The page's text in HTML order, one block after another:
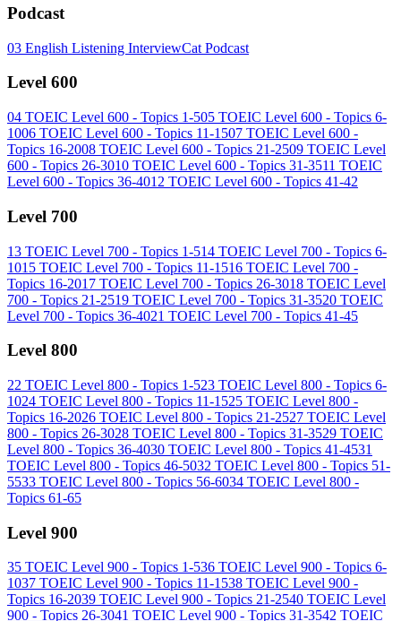
Podcast
03 English Listening InterviewCat Podcast
Level 600
04 TOEIC Level 600 - Topics 1-505 TOEIC Level 600 - Topics 6-
1006 TOEIC Level 600 - Topics 11-1507 TOEIC Level 600 -
Topics 16-2008 TOEIC Level 600 - Topics 21-2509 TOEIC Level
600 - Topics 26-3010 TOEIC Level 600 - Topics 31-3511 TOEIC
Level 600 - Topics 36-4012 TOEIC Level 600 - Topics 41-42
Level 700
13 TOEIC Level 700 - Topics 1-514 TOEIC Level 700 - Topics 6-
1015 TOEIC Level 700 - Topics 11-1516 TOEIC Level 700 -
Topics 16-2017 TOEIC Level 700 - Topics 26-3018 TOEIC Level
700 - Topics 21-2519 TOEIC Level 700 - Topics 31-3520 TOEIC
Level 700 - Topics 36-4021 TOEIC Level 700 - Topics 41-45
Level 800
22 TOEIC Level 800 - Topics 1-523 TOEIC Level 800 - Topics 6-
1024 TOEIC Level 800 - Topics 11-1525 TOEIC Level 800 -
Topics 16-2026 TOEIC Level 800 - Topics 21-2527 TOEIC Level
800 - Topics 26-3028 TOEIC Level 800 - Topics 31-3529 TOEIC
Level 800 - Topics 36-4030 TOEIC Level 800 - Topics 41-4531
TOEIC Level 800 - Topics 46-5032 TOEIC Level 800 - Topics 51-
5533 TOEIC Level 800 - Topics 56-6034 TOEIC Level 800 -
Topics 61-65
Level 900
35 TOEIC Level 900 - Topics 1-536 TOEIC Level 900 - Topics 6-
1037 TOEIC Level 900 - Topics 11-1538 TOEIC Level 900 -
Topics 16-2039 TOEIC Level 900 - Topics 21-2540 TOEIC Level
900 - Topics 26-3041 TOEIC Level 900 - Topics 31-3542 TOEIC